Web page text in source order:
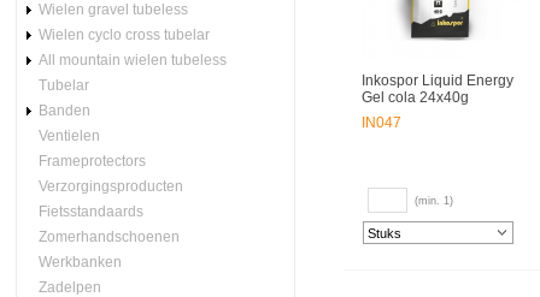
Wielen gravel tubeless
Wielen cyclo cross tubelar
All mountain wielen tubeless
Tubelar
Banden
Ventielen
Frameprotectors
Verzorgingsproducten
Fietsstandaards
Zomerhandschoenen
Werkbanken
Zadelpen
Inkospor Liquid Energy
Gel cola 24x40g
IN047
(min. 1)